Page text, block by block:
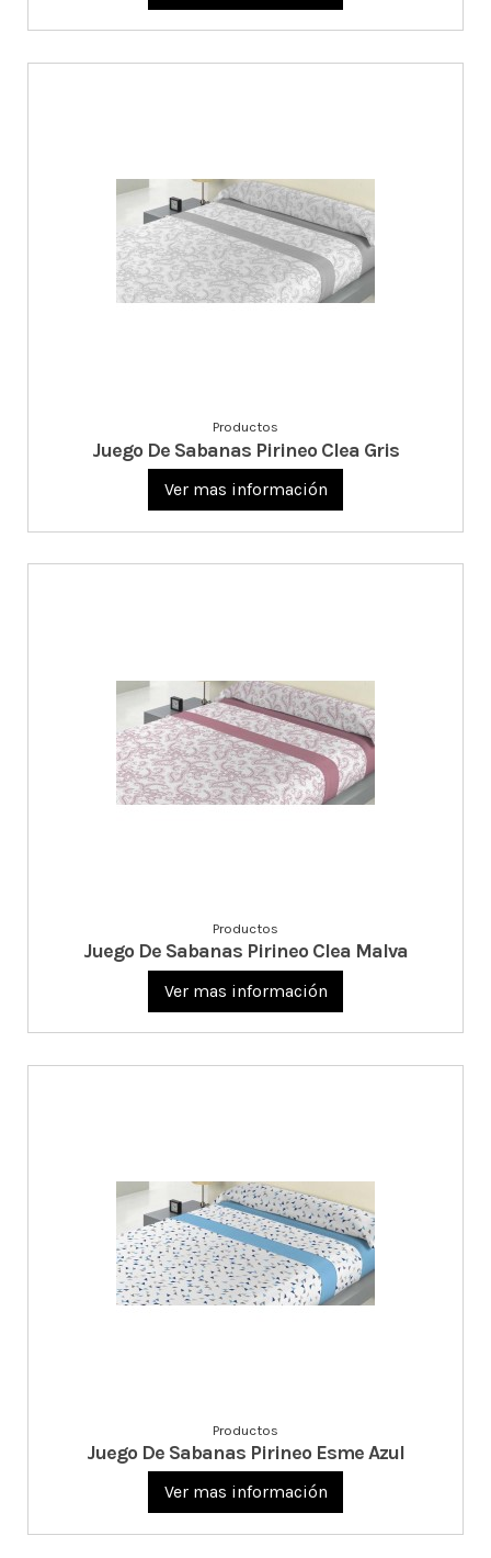
Productos
Juego De Sabanas Pirineo Clea Gris
Ver mas información
Productos
Juego De Sabanas Pirineo Clea Malva
Ver mas información
Productos
Juego De Sabanas Pirineo Esme Azul
Ver mas información